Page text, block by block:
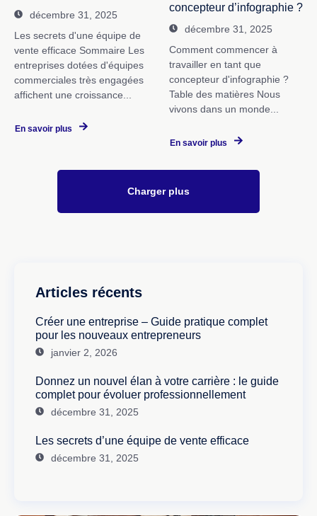
décembre 31, 2025
Les secrets d'une équipe de
vente efficace Sommaire Les
entreprises dotées d'équipes
commerciales très engagées
affichent une croissance...
En savoir plus
concepteur d’infographie ?
décembre 31, 2025
Comment commencer à
travailler en tant que
concepteur d'infographie ?
Table des matières Nous
vivons dans un monde...
En savoir plus
Charger plus
Articles récents
Créer une entreprise – Guide pratique complet
pour les nouveaux entrepreneurs
janvier 2, 2026
Donnez un nouvel élan à votre carrière : le guide
complet pour évoluer professionnellement
décembre 31, 2025
Les secrets d’une équipe de vente efficace
décembre 31, 2025